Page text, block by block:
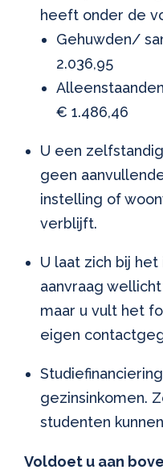
heeft onder de
Gehuwden/
2.036,95
€ 1.486,46
U een
geen
instelling of
verblijft.
U laat zich bij
aanvraag
maar u vult het
eigen
gezinsinkomen.
studenten
Voldoet u aan